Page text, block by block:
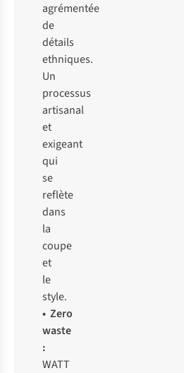
agrémentée
de
détails
ethniques.
Un
processus
artisanal
et
exigeant
qui
se
reflète
dans
la
coupe
et
le
style.
• Zero
waste
:
WATT